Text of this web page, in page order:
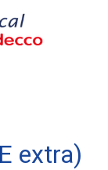
extra)